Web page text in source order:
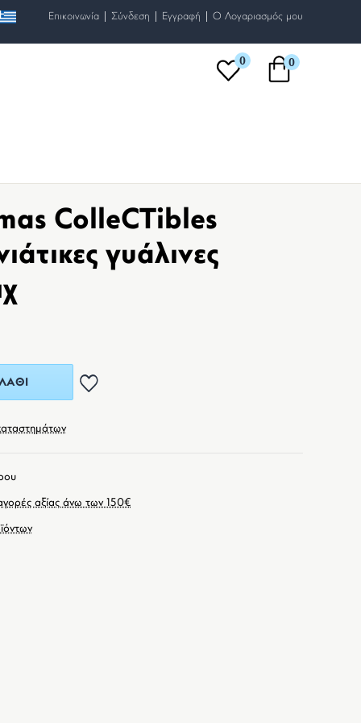
Επικοινωνία | Σύνδεση | Εγγραφή | O Λογαριασμός μου
0 0
ColleCTibles
γυάλινες
αξίας άνω των 150€